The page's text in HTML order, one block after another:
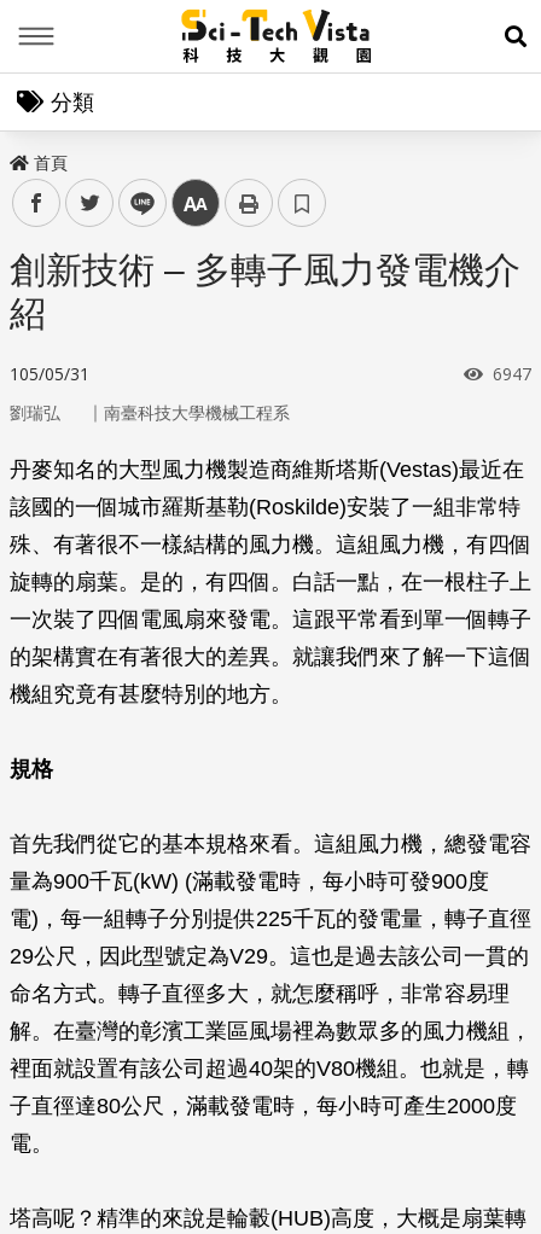
展
分類
首頁
facebooktwitter line 中
創新技術 – 多轉子風力發電機介
紹
105/05/31 瀏覽
6947
劉瑞弘 ｜ 南臺科技大學機械工程系
丹麥知名的大型風力機製造商維斯塔斯(Vestas)最近在
該國的一個城市羅斯基勒(Roskilde)安裝了一組非常特
殊、有著很不一樣結構的風力機。這組風力機，有四個
旋轉的扇葉。是的，有四個。白話一點，在一根柱子上
一次裝了四個電風扇來發電。這跟平常看到單一個轉子
的架構實在有著很大的差異。就讓我們來了解一下這個
機組究竟有甚麼特別的地方。
規格
首先我們從它的基本規格來看。這組風力機，總發電容
量為900千瓦(kW) (滿載發電時，每小時可發900度
電)，每一組轉子分別提供225千瓦的發電量，轉子直徑
29公尺，因此型號定為V29。這也是過去該公司一貫的
命名方式。轉子直徑多大，就怎麼稱呼，非常容易理
解。在臺灣的彰濱工業區風場裡為數眾多的風力機組，
裡面就設置有該公司超過40架的V80機組。也就是，轉
子直徑達80公尺，滿載發電時，每小時可產生2000度
電。
塔高呢？精準的來說是輪轂(HUB)高度，大概是扇葉轉